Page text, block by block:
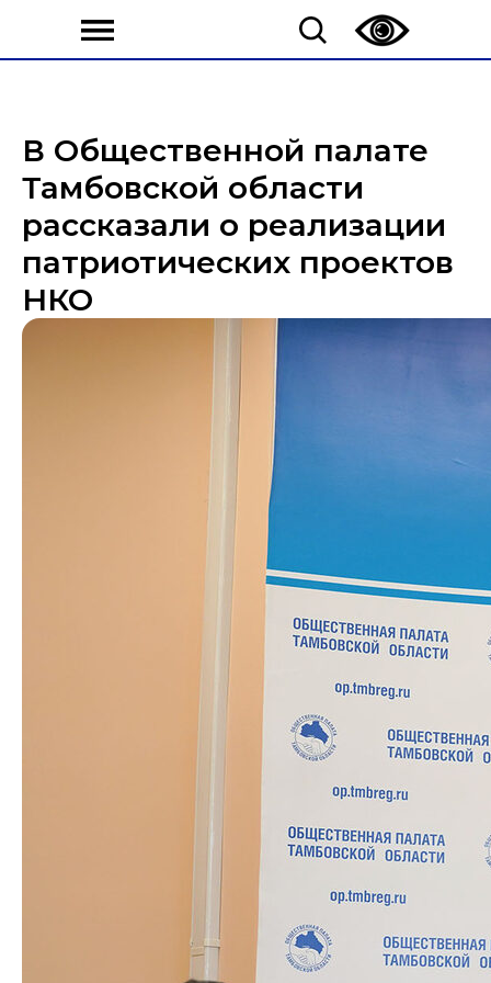
В Общественной палате
Тамбовской области
рассказали о реализации
патриотических проектов
НКО